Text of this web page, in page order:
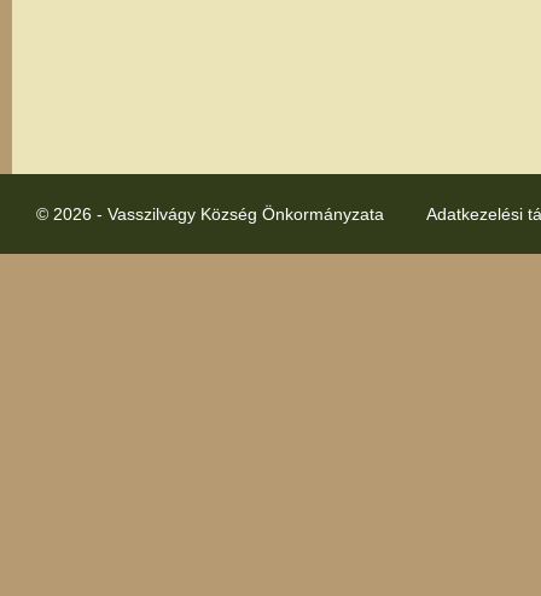
© 2026 - Vasszilvágy Község Önkormányzata Adatkezelési